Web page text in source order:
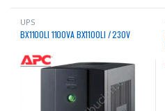
UPS
BX1100LI 1100VA BX1100LI / 230V